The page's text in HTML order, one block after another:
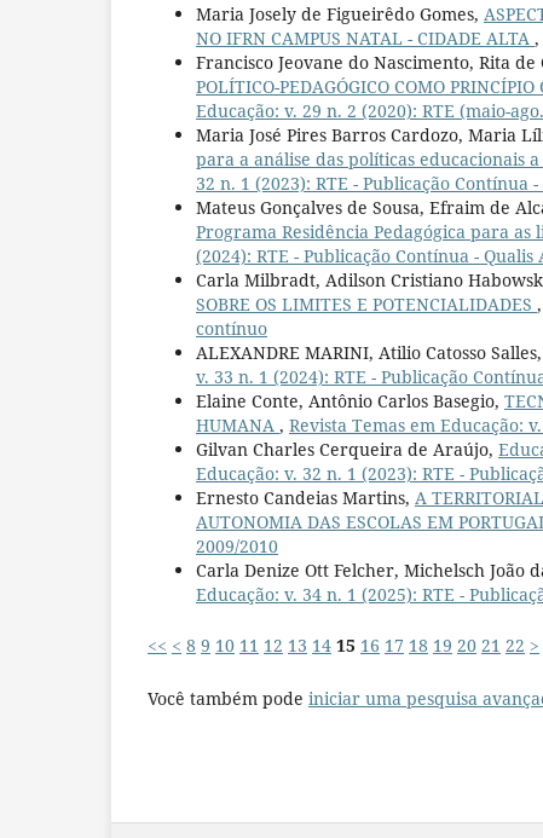
Maria Josely de Figueirêdo Gomes,
NO IFRN CAMPUS NATAL - CIDADE ALTA ,
Francisco Jeovane do Nascimento, Rita
POLÍTICO-PEDAGÓGICO COMO
Educação: v. 29 n. 2 (2020): RTE (maio-
Maria José Pires Barros Cardozo, Maria
para a análise das políticas educacionais
32 n. 1 (2023): RTE - Publicação Contínua
Mateus Gonçalves de Sousa, Efraim de
Programa Residência Pedagógica para
(2024): RTE - Publicação Contínua - Qualis
Carla Milbradt, Adilson Cristiano
SOBRE OS LIMITES E POTENCIALIDADES ,
contínuo
ALEXANDRE MARINI, Atilio Catosso Salles,
v. 33 n. 1 (2024): RTE - Publicação
Elaine Conte, Antônio Carlos Basegio,
HUMANA , Revista Temas em Educação:
Gilvan Charles Cerqueira de Araújo,
Educação: v. 32 n. 1 (2023): RTE -
Ernesto Candeias Martins, A
AUTONOMIA DAS ESCOLAS EM
2009/2010
Carla Denize Ott Felcher, Michelsch João
Educação: v. 34 n. 1 (2025): RTE -
<< < 8 9 10 11 12 13 14 15 16 17 18 19 20 21 22 >
Você também pode iniciar uma pesquisa